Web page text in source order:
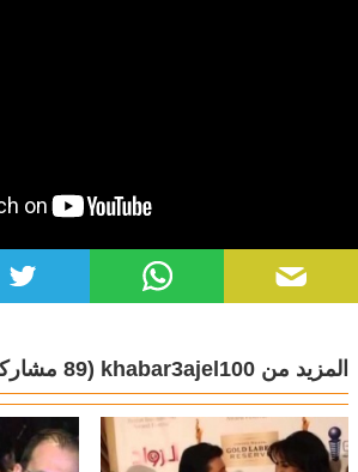
المزيد من khabar3ajel100 (89 مشاركة)